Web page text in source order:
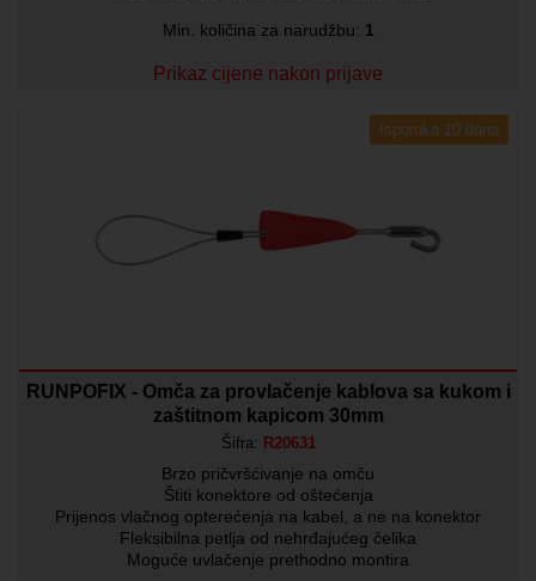
Min. količina za narudžbu: 1
Prikaz cijene nakon prijave
Isporuka 10 dana
RUNPOFIX - Omča za provlačenje kablova sa kukom i
zaštitnom kapicom 30mm
Šifra: R20631
Brzo pričvršćivanje na omču
Štiti konektore od oštećenja
Prijenos vlačnog opterećenja na kabel, a ne na konektor
Fleksibilna petlja od nehrđajućeg čelika
Moguće uvlačenje prethodno montira